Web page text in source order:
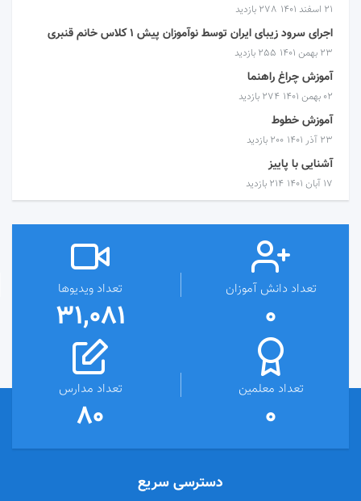
۲۱ اسفند ۱۴۰۱ 278 بازدید
اجرای سرود زیبای ایران توسط نوآموزان پیش ۱ کلاس خانم قنبری
۲۳ بهمن ۱۴۰۱ 255 بازدید
آموزش چراغ راهنما
۰۲ بهمن ۱۴۰۱ 274 بازدید
آموزش خطوط
۲۳ آذر ۱۴۰۱ 200 بازدید
آشنایی با پاییز
۱۷ آبان ۱۴۰۱ 214 بازدید
تعداد دانش آموزان
0
تعداد ویدیوها
31,081
تعداد معلمین
0
تعداد مدارس
80
دسترسی سریع